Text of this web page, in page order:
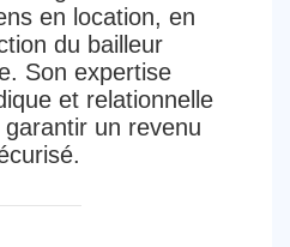
en location, en
du bailleur
Son expertise
et relationnelle
garantir un revenu
.